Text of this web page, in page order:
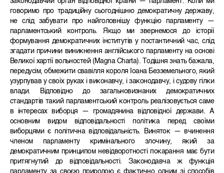
говоримо про традиційну сьогоднішню демократичну державу,
не слід забувати про найголовнішу функцію парламенту —
парламентський контроль. Якщо ми звернемося до історії
формування демократичних інститутів у постантичний час, слід
згадати причини виникнення англійського парламенту на основі
Великої хартії вольностей (Magna Charta). Тодішня знать бажала,
передусім, обмежити свавілля короля Іоана Безземельного, який
узурпував у своїх руках і виконавчу, і законодавчу, і судову гілки
влади. Відповідно до загальновизнаних демократичних
стандартів такий парламентський контроль реалізовується саме
в інтересах виборця — громадянина відповідної держави. А
основним видом відповідальності політика перед своїми
виборцями є політична відповідальність. Виняток — вчинення
членом парламенту кримінального злочину, який за
демократичним принципом невідворотності покарання має бути
притягнутий до відповідальності. Законодавча ж функція